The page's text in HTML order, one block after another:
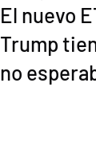
El nuevo
Trump
no